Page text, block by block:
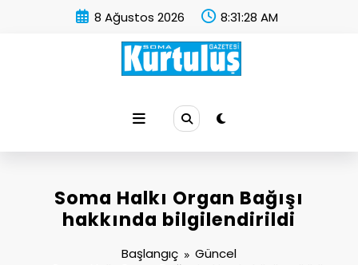
8 Ağustos 2026 8:31:29 AM
Soma Halkı Organ Bağışı
hakkında bilgilendirildi
Başlangıç
Güncel